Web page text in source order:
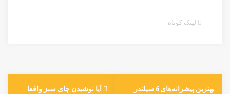
لینک کوتاه
آیا نوشیدن چای سبز واقعا
بهترین پیشرانه‌های 6 سیلندر